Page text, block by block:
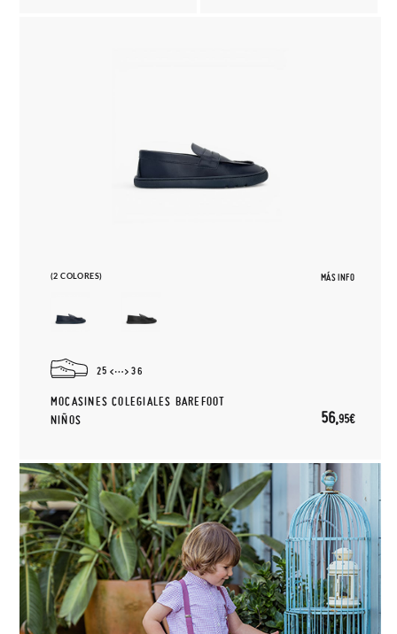
(2 COLORES) MÁS INFO
25 36
MOCASINES COLEGIALES BAREFOOT
NIÑOS
56,95€